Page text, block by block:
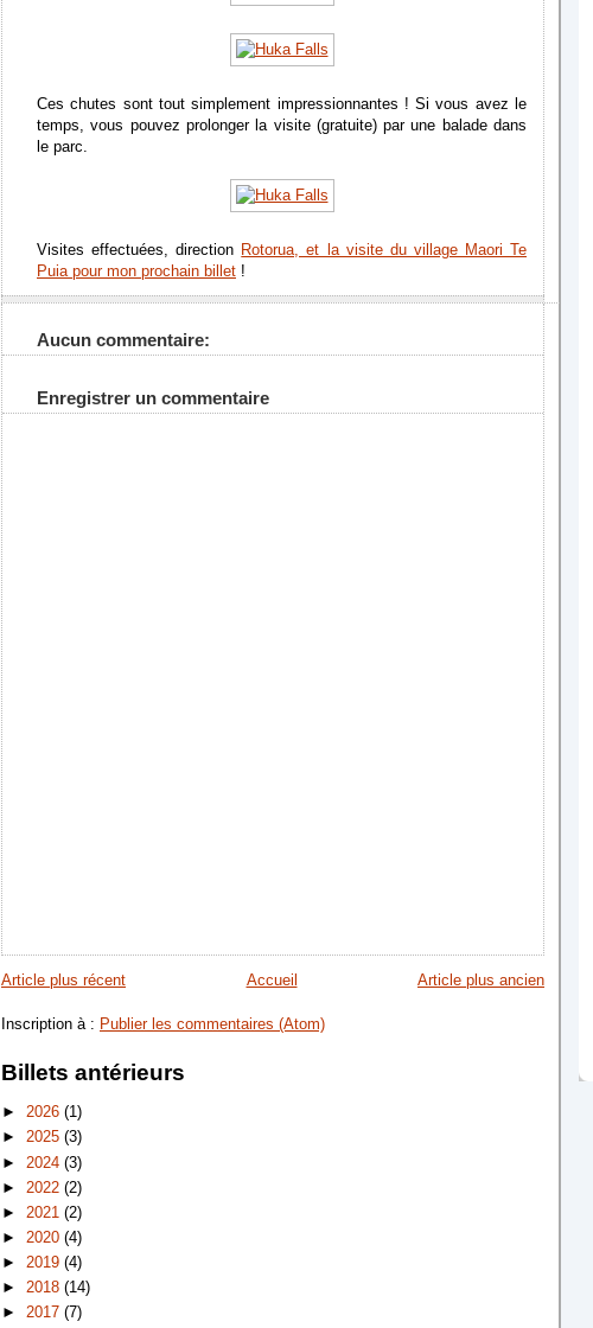
Ces chutes sont tout simplement impressionnantes ! Si vous avez le
temps, vous pouvez prolonger la visite (gratuite) par une balade dans
le parc.
Visites effectuées, direction Rotorua, et la visite du village Maori Te
Puia pour mon prochain billet !
Aucun commentaire:
Enregistrer un commentaire
Article plus récent Article plus ancien
Accueil
Inscription à : Publier les commentaires (Atom)
Billets antérieurs
► 2026 (1)
► 2025 (3)
► 2024 (3)
► 2022 (2)
► 2021 (2)
► 2020 (4)
► 2019 (4)
► 2018 (14)
► 2017 (7)